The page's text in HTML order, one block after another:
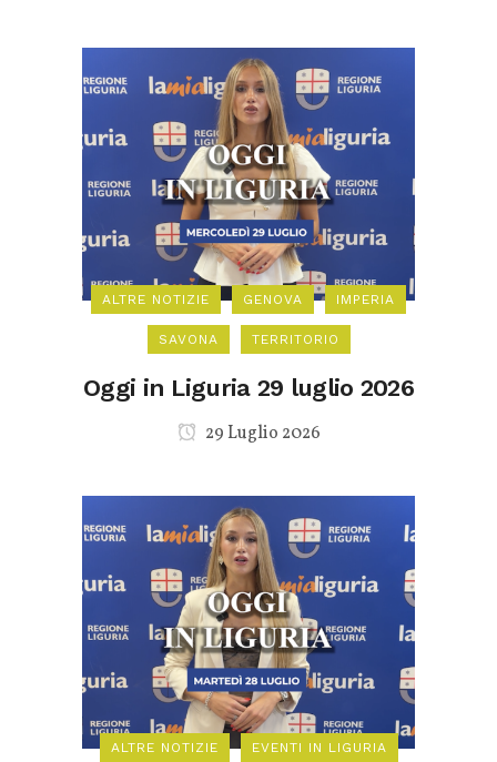
ALTRE NOTIZIE GENOVA IMPERIA
SAVONA TERRITORIO
Oggi in Liguria 29 luglio 2026
29 Luglio 2026
ALTRE NOTIZIE EVENTI IN LIGURIA